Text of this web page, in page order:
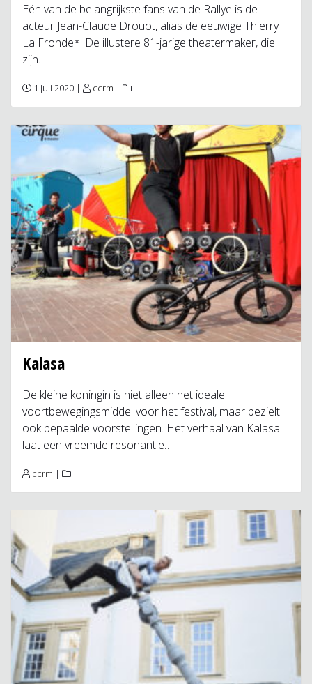
Eén van de belangrijkste fans van de Rallye is de
acteur Jean-Claude Drouot, alias de eeuwige Thierry
La Fronde*. De illustere 81-jarige theatermaker, die
zijn…
1 juli 2020 | ccrm |
Kalasa
De kleine koningin is niet alleen het ideale
voortbewegingsmiddel voor het festival, maar bezielt
ook bepaalde voorstellingen. Het verhaal van Kalasa
laat een vreemde resonantie…
ccrm |